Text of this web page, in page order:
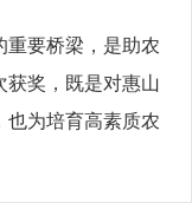
要桥梁，是助农
获奖，既是对惠山
也为培育高素质农